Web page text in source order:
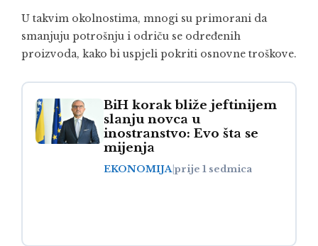
U takvim okolnostima, mnogi su primorani da
smanjuju potrošnju i odriču se određenih
proizvoda, kako bi uspjeli pokriti osnovne troškove.
BiH korak bliže jeftinijem
slanju novca u
inostranstvo: Evo šta se
mijenja
EKONOMIJAprije 1 sedmica